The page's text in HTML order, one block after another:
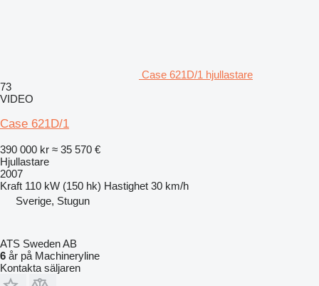
Case 621D/1 hjullastare
73
VIDEO
Case 621D/1
390 000 kr ≈ 35 570 €
Hjullastare
2007
Kraft 110 kW (150 hk) Hastighet 30 km/h
Sverige, Stugun
ATS Sweden AB
6 år på Machineryline
Kontakta säljaren